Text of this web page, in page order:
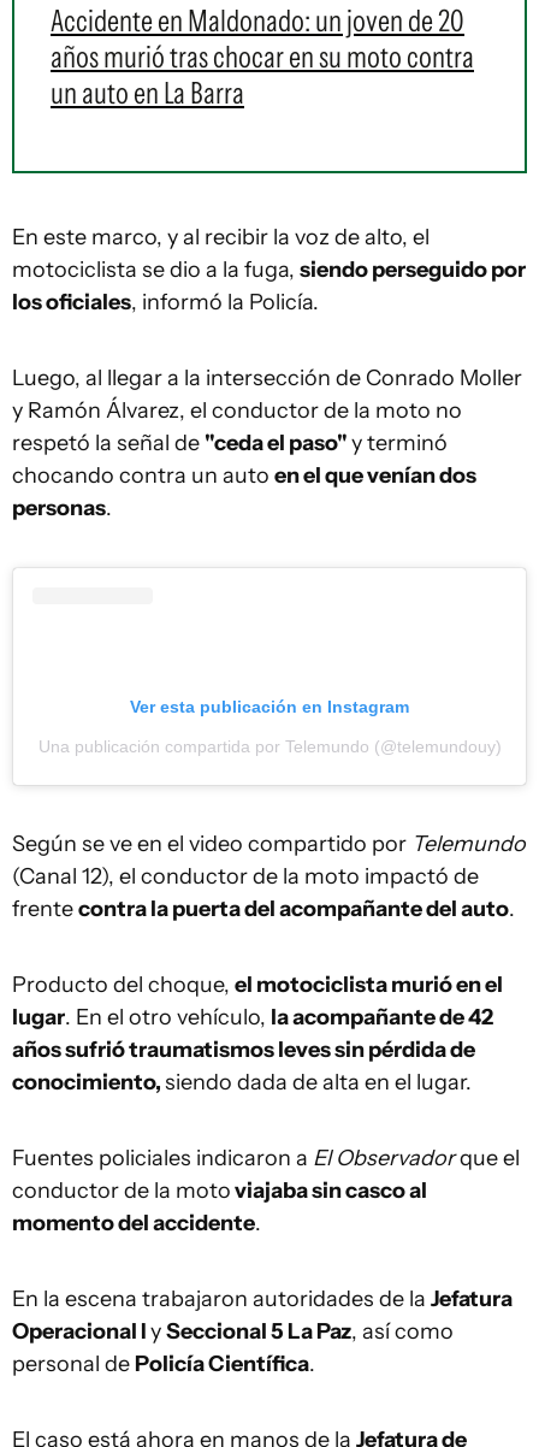
Accidente en Maldonado: un joven de 20
años murió tras chocar en su moto contra
un auto en La Barra
En este marco, y al recibir la voz de alto, el
motociclista se dio a la fuga, siendo perseguido por
los oficiales, informó la Policía.
Luego, al llegar a la intersección de Conrado Moller
y Ramón Álvarez, el conductor de la moto no
respetó la señal de "ceda el paso"y terminó
chocando contra un auto en el que venían dos
personas.
Ver esta publicación en Instagram
Una publicación compartida por Telemundo (@telemundouy)
Según se ve en el video compartido por Telemundo
(Canal 12), el conductor de la moto impactó de
frentecontra la puerta del acompañante del auto.
Producto del choque, el motociclista murió en el
lugar. En el otro vehículo, la acompañante de 42
años sufrió traumatismos leves sin pérdida de
conocimiento,siendo dada de alta en el lugar.
Fuentes policiales indicaron a El Observadorque el
conductor de la motoviajaba sin casco al
momento del accidente.
En la escena trabajaron autoridades de la Jefatura
Operacional IySeccional 5 La Paz, así como
personal de Policía Científica.
El caso está ahora en manos de la Jefatura de